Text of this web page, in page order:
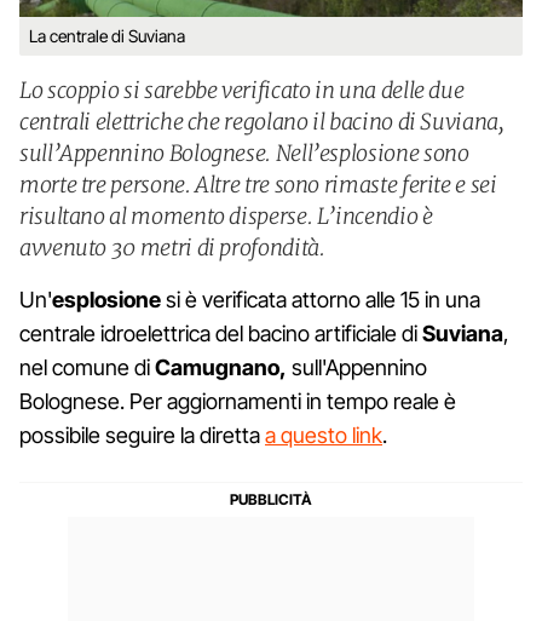
La centrale di Suviana
Lo scoppio si sarebbe verificato in una delle due
centrali elettriche che regolano il bacino di Suviana,
sull’Appennino Bolognese. Nell’esplosione sono
morte tre persone. Altre tre sono rimaste ferite e sei
risultano al momento disperse. L’incendio è
avvenuto 30 metri di profondità.
Un'esplosionesi è verificata attorno alle 15 in una
centrale idroelettrica del bacino artificiale diSuviana,
nel comune diCamugnano, sull'Appennino
Bolognese. Per aggiornamenti in tempo reale è
possibile seguire la direttaa questo link.